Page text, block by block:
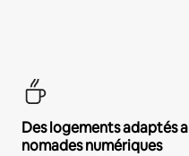
Des logements adaptés
nomades numériques